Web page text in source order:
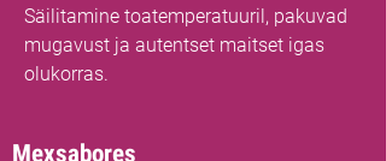
Säilitamine toatemperatuuril, pakuvad
mugavust ja autentset maitset igas
olukorras.
Mexsabores